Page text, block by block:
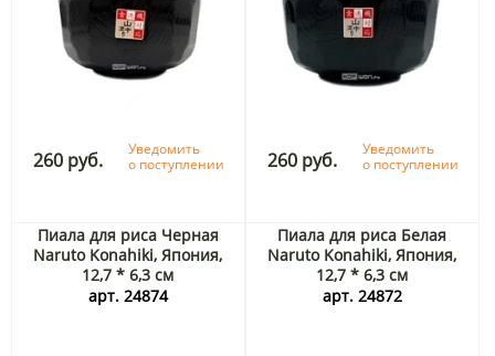
260 руб.
Уведомить
о поступлении
260 руб.
Уведомить
о поступлении
Пиала для риса Черная
Naruto Konahiki, Япония,
12,7 * 6,3 см
арт. 24874
Пиала для риса Белая
Naruto Konahiki, Япония,
12,7 * 6,3 см
арт. 24872